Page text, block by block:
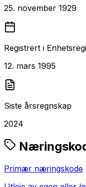
25. november 1929
Registrert i
12. mars 1995
Siste årsregnskap
2024
Primær næringskode